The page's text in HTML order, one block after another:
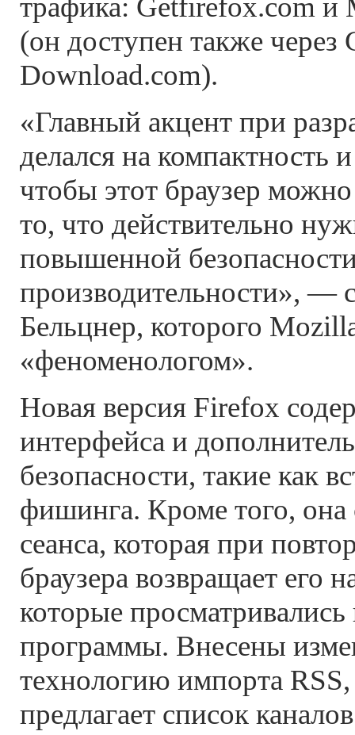
трафика: Getfirefox.com
(он доступен также через
Download.com).
«Главный акцент при
делался на
чтобы этот браузер
то, что действительно
повышенной
производительности», —
Бельцнер, которого
«феноменологом».
Новая версия Firefox
интерфейса и
безопасности, такие как
фишинга. Кроме того,
сеанса, которая при
браузера возвращает его
которые
программы. Внесены
технологию импорта RSS,
предлагает список